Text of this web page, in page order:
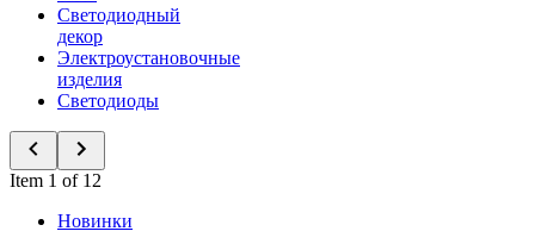
Светодиодный
декор
Электроустановочные
изделия
Светодиоды
Item 1 of 12
Новинки